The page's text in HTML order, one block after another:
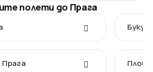
полети до Прага